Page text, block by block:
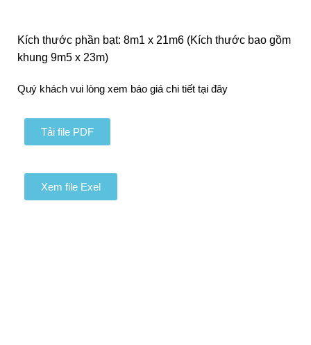
Kích thước phần bạt: 8m1 x 21m6 (Kích thước bao gồm
khung 9m5 x 23m)
Quý khách vui lòng xem báo giá chi tiết tại đây
Tải file PDF
Xem file Exel